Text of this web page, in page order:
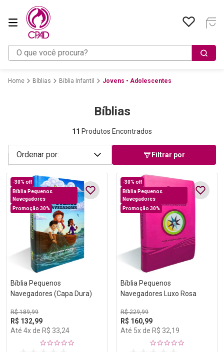
O que você procura?
Bíblias Bíblia Infantil Jovens • Adolescentes
Bíblias
11 Produtos Encontrados
Filtrar por
-30% off
Bíblia Pequenos
Navegadores
Promoção 30%
Bíblia Pequenos
Navegadores (Capa Dura)
R$ 189,99
R$ 132,99
Até 4x de R$ 33,24
☆☆☆☆☆
-30% off
Bíblia Pequenos
Navegadores
Promoção 30%
Bíblia Pequenos
Navegadores Luxo Rosa
R$ 229,99
R$ 160,99
Até 5x de R$ 32,19
☆☆☆☆☆